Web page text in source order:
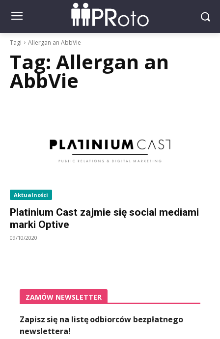
Tagi Allergan an AbbVie
Tag: Allergan an
AbbVie
Aktualności
Platinium Cast zajmie się social mediami
marki Optive
09/10/2020
ZAMÓW NEWSLETTER
Zapisz się na listę odbiorców bezpłatnego
newslettera!